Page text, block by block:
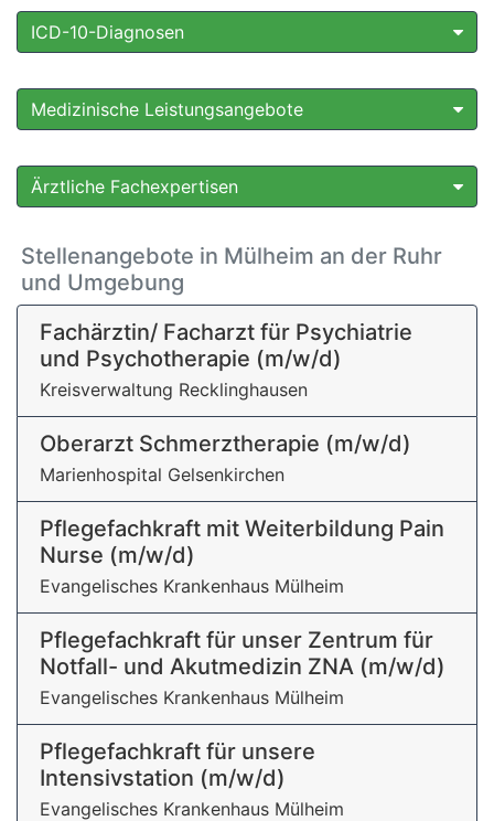
ICD-10-Diagnosen
Medizinische Leistungsangebote
Ärztliche Fachexpertisen
Stellenangebote in Mülheim an der Ruhr
und Umgebung
Fachärztin/ Facharzt für Psychiatrie
und Psychotherapie (m/w/d)
Kreisverwaltung Recklinghausen
Oberarzt Schmerztherapie (m/w/d)
Marienhospital Gelsenkirchen
Pflegefachkraft mit Weiterbildung Pain
Nurse (m/w/d)
Evangelisches Krankenhaus Mülheim
Pflegefachkraft für unser Zentrum für
Notfall- und Akutmedizin ZNA (m/w/d)
Evangelisches Krankenhaus Mülheim
Pflegefachkraft für unsere
Intensivstation (m/w/d)
Evangelisches Krankenhaus Mülheim